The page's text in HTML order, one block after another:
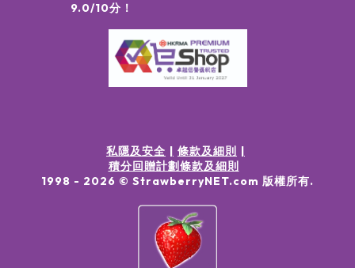
9.0/10分！
私隱及安全
條款及細則
積分回贈計劃條款及細則
1998 - 2026 © StrawberryNET.com 版權所有.